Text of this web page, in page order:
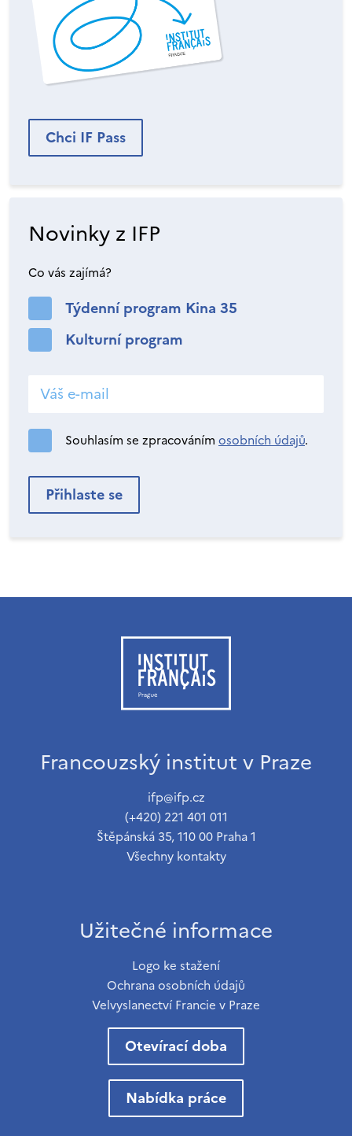
Chci IF Pass
Novinky z IFP
Co vás zajímá?
Týdenní program Kina 35
Kulturní program
Souhlasím se zpracováním osobních údajů.
Francouzský institut v Praze
ifp@ifp.cz
(+420) 221 401 011
Štěpánská 35, 110 00 Praha 1
Všechny kontakty
Užitečné informace
Logo ke stažení
Ochrana osobních údajů
Velvyslanectví Francie v Praze
Otevírací doba
Nabídka práce